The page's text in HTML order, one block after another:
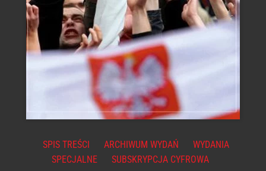
SPIS TREŚCI ARCHIWUM WYDAŃ
WYDANIA
SPECJALNE
SUBSKRYPCJA CYFROWA